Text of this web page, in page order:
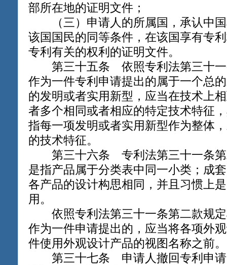
部所在地的证明文件；
（三）申请人的所属国，承认中国
该国国民的同等条件，在该国享有专
专利有关的权利的证明文件。
第三十五条 依照专利法第三十一
作为一件专利申请提出的属于一个总
的发明或者实用新型，应当在技术上
者多个相同或者相应的特定技术特征
指每一项发明或者实用新型作为整体
的技术特征。
第三十六条 专利法第三十一条第
是指产品属于分类表中同一小类；成
各产品的设计构思相同，并且习惯上
用。
依照专利法第三十一条第二款规定
作为一件申请提出的，应当将各项外
件使用外观设计产品的视图名称之前。
第三十七条 申请人撤回专利申请